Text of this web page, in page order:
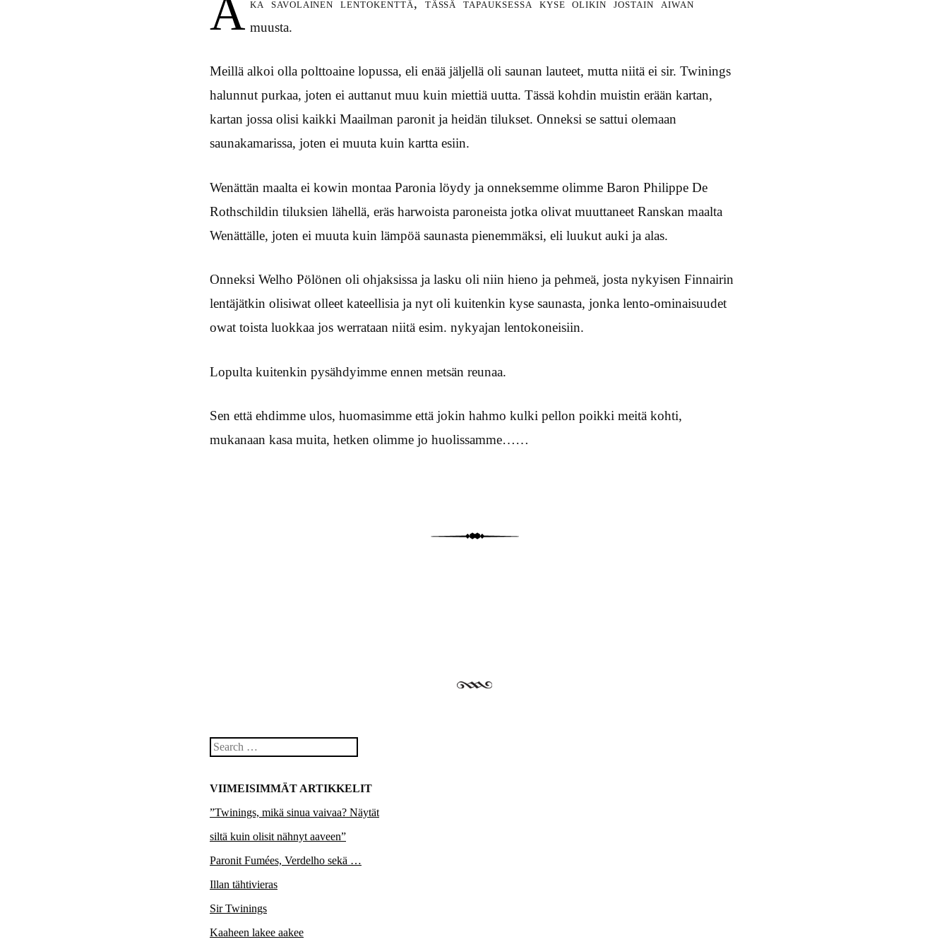
A ka savolainen lentokenttä, tässä tapauksessa kyse olikin jostain aiwan
muusta.
Meillä alkoi olla polttoaine lopussa, eli enää jäljellä oli saunan lauteet, mutta niitä ei sir. Twinings
halunnut purkaa, joten ei auttanut muu kuin miettiä uutta. Tässä kohdin muistin erään kartan,
kartan jossa olisi kaikki Maailman paronit ja heidän tilukset. Onneksi se sattui olemaan
saunakamarissa, joten ei muuta kuin kartta esiin.
Wenättän maalta ei kowin montaa Paronia löydy ja onneksemme olimme Baron Philippe De
Rothschildin tiluksien lähellä, eräs harwoista paroneista jotka olivat muuttaneet Ranskan maalta
Wenättälle, joten ei muuta kuin lämpöä saunasta pienemmäksi, eli luukut auki ja alas.
Onneksi Welho Pölönen oli ohjaksissa ja lasku oli niin hieno ja pehmeä, josta nykyisen Finnairin
lentäjätkin olisiwat olleet kateellisia ja nyt oli kuitenkin kyse saunasta, jonka lento-ominaisuudet
owat toista luokkaa jos werrataan niitä esim. nykyajan lentokoneisiin.
Lopulta kuitenkin pysähdyimme ennen metsän reunaa.
Sen että ehdimme ulos, huomasimme että jokin hahmo kulki pellon poikki meitä kohti,
mukanaan kasa muita, hetken olimme jo huolissamme……
Search
VIIMEISIMMÄT ARTIKKELIT
”Twinings, mikä sinua vaivaa? Näytät
siltä kuin olisit nähnyt aaveen”
Paronit Fumées, Verdelho sekä …
Illan tähtivieras
Sir Twinings
Kaaheen lakee aakee